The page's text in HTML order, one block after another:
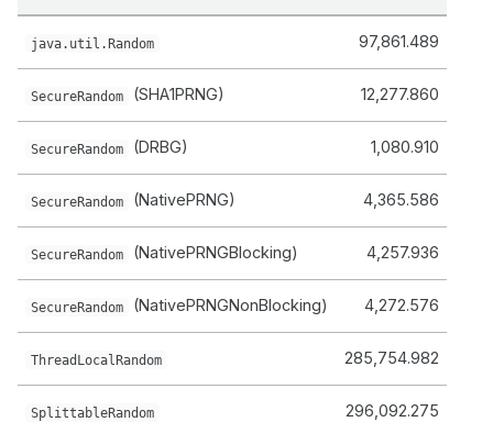
java.util.Random 97,861.489
SecureRandom (SHA1PRNG) 12,277.860
SecureRandom (DRBG) 1,080.910
SecureRandom (NativePRNG) 4,365.586
SecureRandom (NativePRNGBlocking) 4,257.936
SecureRandom (NativePRNGNonBlocking) 4,272.576
ThreadLocalRandom 285,754.982
SplittableRandom 296,092.275